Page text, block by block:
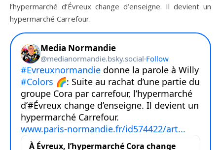
l’hypermarché d’Évreux change d’enseigne. Il devient un
hypermarché Carrefour.